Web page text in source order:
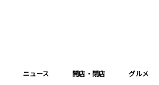
ニュース 開店・閉店 グルメ